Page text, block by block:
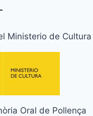
Ministerio de Cultura
Oral de Pollença